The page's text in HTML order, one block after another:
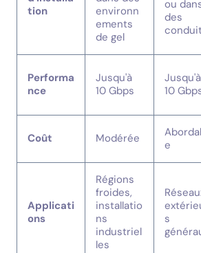
tion
environn
ements
de gel
ou
des
Performa
nce
Jusqu'à
10 Gbps
Jusqu'à
10
Coût Modérée
e
Applicati
ons
Régions
froides,
installatio
ns
industriel
les
s